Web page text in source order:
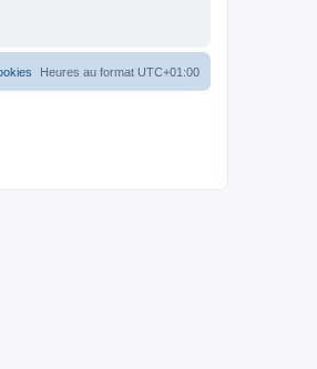
Heures au format UTC+01:00